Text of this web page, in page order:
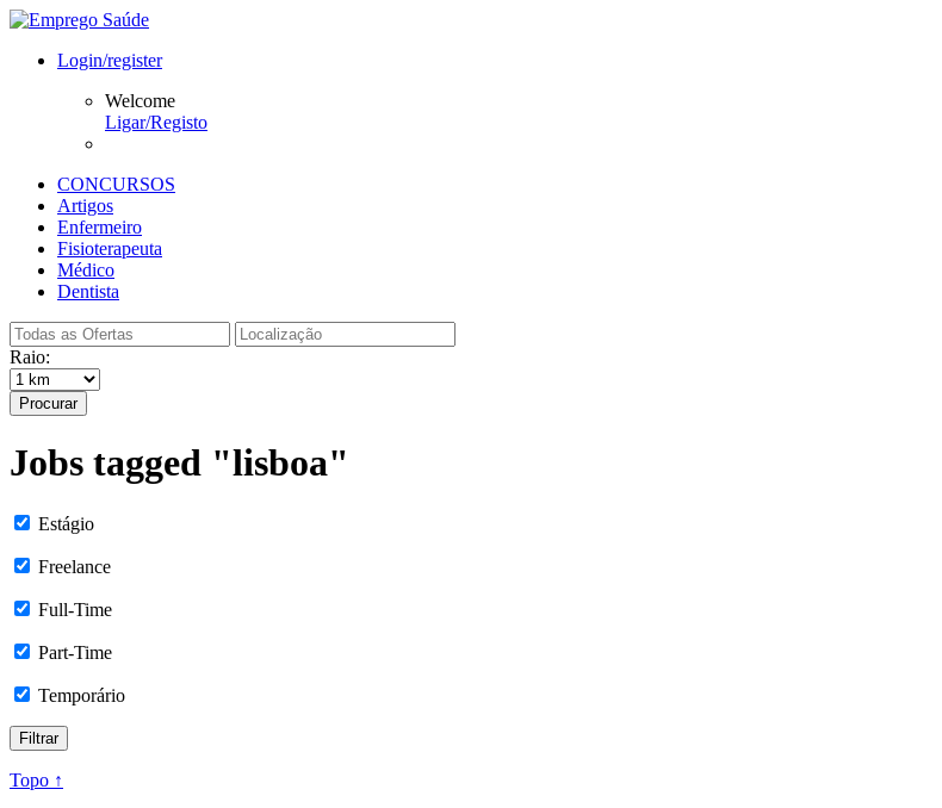
Login/register
Welcome
Ligar/Registo
CONCURSOS
Artigos
Enfermeiro
Fisioterapeuta
Médico
Dentista
Raio:
Procurar
Jobs tagged "lisboa"
Estágio
Freelance
Full-Time
Part-Time
Temporário
Topo ↑